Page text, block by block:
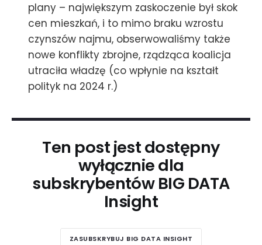
plany – największym zaskoczenie był skok
cen mieszkań, i to mimo braku wzrostu
czynszów najmu, obserwowaliśmy także
nowe konflikty zbrojne, rządząca koalicja
utraciła władzę (co wpłynie na kształt
polityk na 2024 r.)
Ten post jest dostępny
wyłącznie dla
subskrybentów BIG DATA
Insight
ZASUBSKRYBUJ BIG DATA INSIGHT